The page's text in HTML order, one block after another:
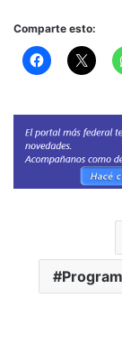
Comparte esto: